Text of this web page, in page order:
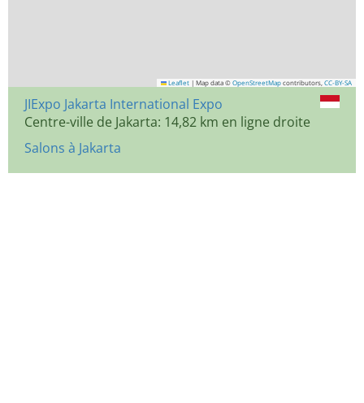
Leaflet | Map data © OpenStreetMap contributors, CC-BY-SA
JIExpo Jakarta International Expo
Centre-ville de Jakarta: 14,82 km en ligne droite
Salons à Jakarta